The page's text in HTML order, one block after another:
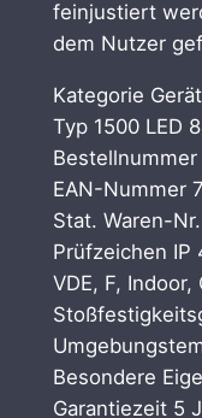
feinjustiert
dem Nutzer
Kategorie
Typ 1500 LED
EAN-Nummer
Stat. Waren-
Prüfzeichen IP
VDE, F, Indoor,
Besondere
Garantiezeit 5